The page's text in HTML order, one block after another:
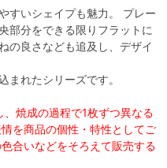
すいシェイプも魅力。 プレー
部分をできる限りフラットに
の良さなども追及し、デザイ
まれたシリーズです。
焼成の過程で1枚ずつ異なる
を商品の個性・特性としてご
合いなどをそろえて販売する